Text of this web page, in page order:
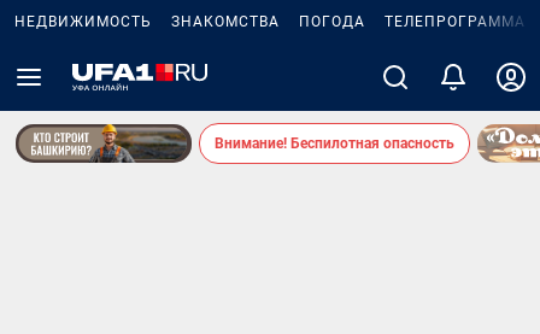
НЕДВИЖИМОСТЬ ЗНАКОМСТВА ПОГОДА ТЕЛЕПРОГРАММА
Внимание! Беспилотная опасность